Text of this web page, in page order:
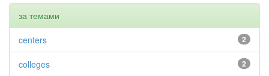
за темами
2
centers
2
colleges